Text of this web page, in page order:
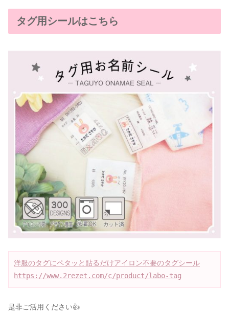
タグ用シールはこちら
https://www.2rezet.com/c/product/labo-tag
是非ご活用ください👍